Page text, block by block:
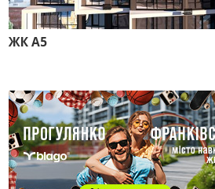
прокуратура стягує понад 13 млн
грн пайових внесків
14:32
Літо вигідних інвестицій:
комерційні приміщення зі
знижками до -7%
12:26
Введено в експлуатацію першу
секцію ЖК SKYGARDEN
11:50
Ведення фасадних робіт у 36
ЖК А5